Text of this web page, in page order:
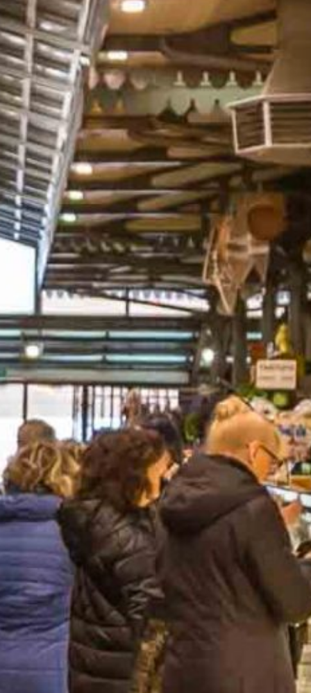
Esperienze in Giornata
Esperienze Ispirazionali
M.I.C.E.
Dimore d'Autore
Area B2B
Blog